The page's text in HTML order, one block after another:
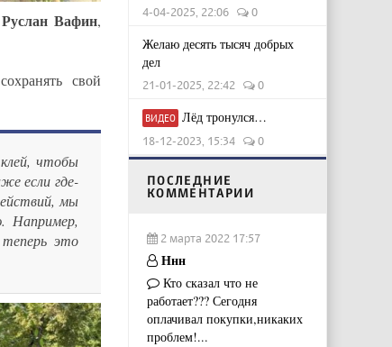
Руслан Вафин,
свой
чтобы
если где-
мы
Например,
это
4-04-2025, 22:06 0
Желаю десять тысяч добрых
дел
21-01-2025, 22:42 0
ВИДЕО Лёд тронулся…
18-12-2023, 15:34 0
ПОСЛЕДНИЕ
КОММЕНТАРИИ
2 марта 2022 17:57
Ннн
Кто сказал что не
работает??? Сегодня
оплачивал покупки,никаких
проблем!...